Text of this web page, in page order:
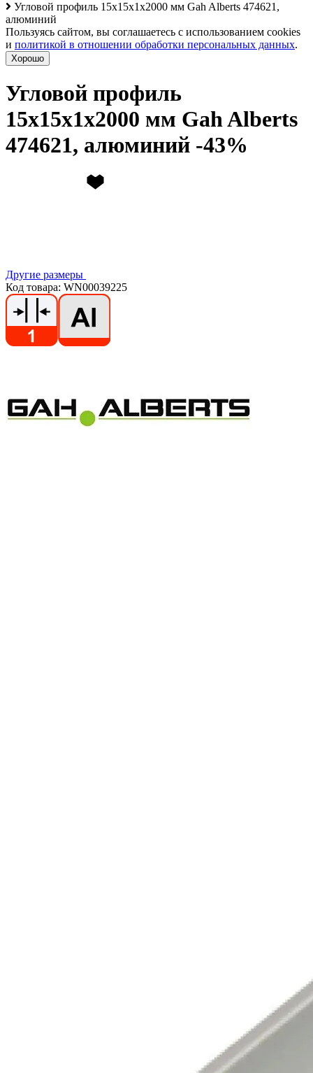
Угловой профиль 15х15х1х2000 мм Gah Alberts 474621,
алюминий
Пользуясь сайтом, вы соглашаетесь с использованием cookies
и политикой в отношении обработки персональных данных.
Хорошо
Угловой профиль
15х15х1х2000 мм Gah Alberts
474621, алюминий
Другие размеры
Код товара: WN00039225